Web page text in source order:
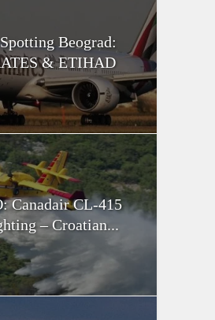
Beograd:
& ETIHAD
Canadair CL-415
– Croatian...